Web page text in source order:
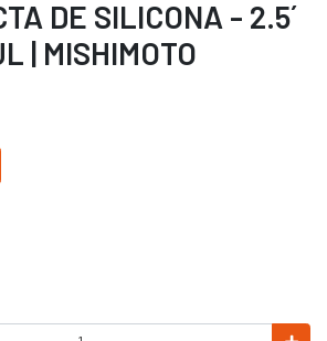
DE SILICONA - 2.5´
| MISHIMOTO